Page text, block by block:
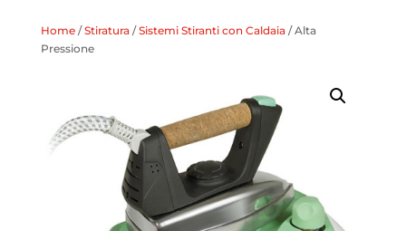
Home/Stiratura/Sistemi Stiranti con Caldaia/ Alta
Pressione